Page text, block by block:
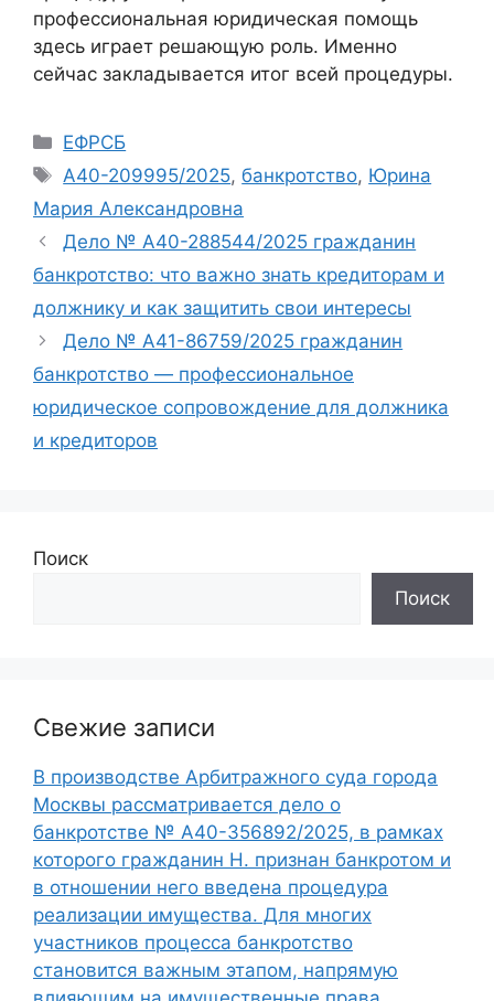
профессиональная юридическая помощь
здесь играет решающую роль. Именно
сейчас закладывается итог всей процедуры.
Рубрики
ЕФРСБ
Метки
А40-209995/2025,банкротство, Юрина
Мария Александровна
Дело № А40-288544/2025 гражданин
банкротство: что важно знать кредиторам и
должнику и как защитить свои интересы
Дело № А41-86759/2025 гражданин
банкротство — профессиональное
юридическое сопровождение для должника
и кредиторов
Поиск
Поиск
Свежие записи
В производстве Арбитражного суда города
Москвы рассматривается дело о
банкротстве № А40-356892/2025, в рамках
которого гражданин Н. признан банкротом и
в отношении него введена процедура
реализации имущества. Для многих
участников процесса банкротство
становится важным этапом, напрямую